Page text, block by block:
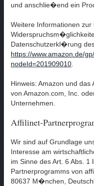
und anschlie�end ein
Weitere Informationen
Datenschutzerkl�rung
https://www.amazon.de/
nodeId=201909010
Hinweis: Amazon und das
von Amazon.com, Inc.
Unternehmen.
Affilinet-
Wir sind auf Grundlage
Interesse am
im Sinne des Art. 6 Abs. 1
Partnerprogramms von
80637 M�nchen,